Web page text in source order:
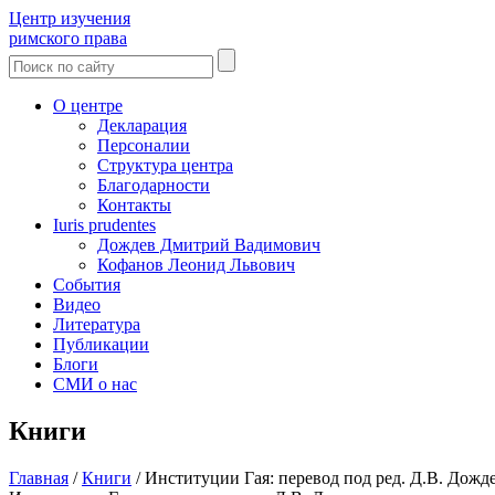
Центр изучения
римского права
О центре
Декларация
Персоналии
Структура центра
Благодарности
Контакты
Iuris prudentes
Дождев Дмитрий Вадимович
Кофанов Леонид Львович
События
Видео
Литература
Публикации
Блоги
СМИ о нас
Книги
Главная /Книги /Институции Гая: перевод под ред. Д.В.